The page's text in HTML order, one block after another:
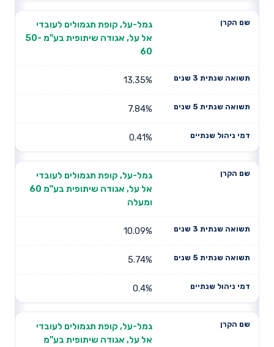
גמל-על, קופת תגמולים לעובדי
אל על, אגודה שיתופית בע"מ 50-
60
13.35%
7.84%
0.41%
גמל-על, קופת תגמולים לעובדי
אל על, אגודה שיתופית בע"מ 60
ומעלה
10.09%
5.74%
0.4%
גמל-על, קופת תגמולים לעובדי
אל על, אגודה שיתופית בע"מ